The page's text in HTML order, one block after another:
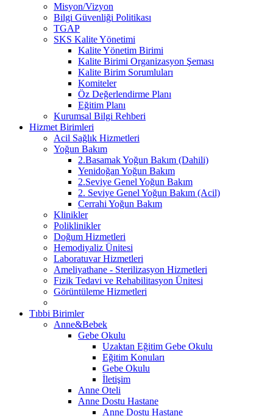
Misyon/Vizyon
Bilgi Güvenliği Politikası
TGAP
SKS Kalite Yönetimi
Kalite Yönetim Birimi
Kalite Birimi Organizasyon Şeması
Kalite Birim Sorumluları
Komiteler
Öz Değerlendirme Planı
Eğitim Planı
Kurumsal Bilgi Rehberi
Hizmet Birimleri
Acil Sağlık Hizmetleri
Yoğun Bakım
2.Basamak Yoğun Bakım (Dahili)
Yenidoğan Yoğun Bakım
2.Seviye Genel Yoğun Bakım
2. Seviye Genel Yoğun Bakım (Acil)
Cerrahi Yoğun Bakım
Klinikler
Poliklinikler
Doğum Hizmetleri
Hemodiyaliz Ünitesi
Laboratuvar Hizmetleri
Ameliyathane - Sterilizasyon Hizmetleri
Fizik Tedavi ve Rehabilitasyon Ünitesi
Görüntüleme Hizmetleri
Tıbbi Birimler
Anne&Bebek
Gebe Okulu
Uzaktan Eğitim Gebe Okulu
Eğitim Konuları
Gebe Okulu
İletişim
Anne Oteli
Anne Dostu Hastane
Anne Dostu Hastane